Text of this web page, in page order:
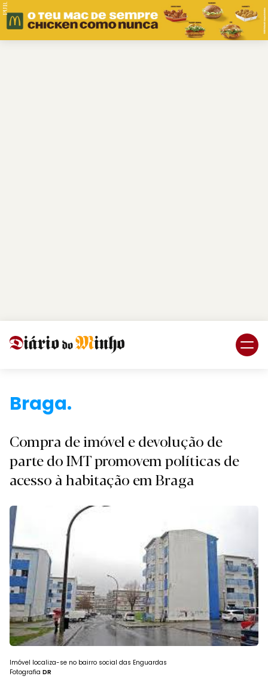
PUB.
Braga.
Compra de imóvel e devolução de
parte do IMT promovem políticas de
acesso à habitação em Braga
Imóvel localiza-se no bairro social das Enguardas
Fotografia DR